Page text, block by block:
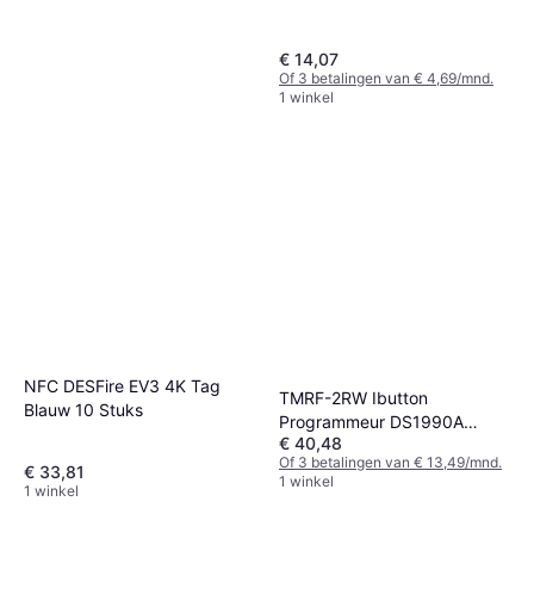
1 winkel
€ 14,07
Of 3 betalingen van € 4,69/mnd.
1 winkel
NFC DESFire EV3 4K Tag
Blauw 10 Stuks
€ 33,81
1 winkel
TMRF-2RW Ibutton
Programmeur DS1990A
Kopieerapparaat
€ 40,48
Of 3 betalingen van € 13,49/mnd.
1 winkel